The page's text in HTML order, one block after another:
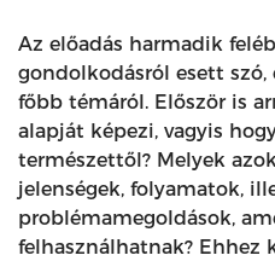
Az előadás harmadik
gondolkodásról esett
főbb témáról. Először is
alapját képezi, vagyis
természettől? Melyek
jelenségek, folyamatok,
problémamegoldások,
felhasználhatnak? Ehhez